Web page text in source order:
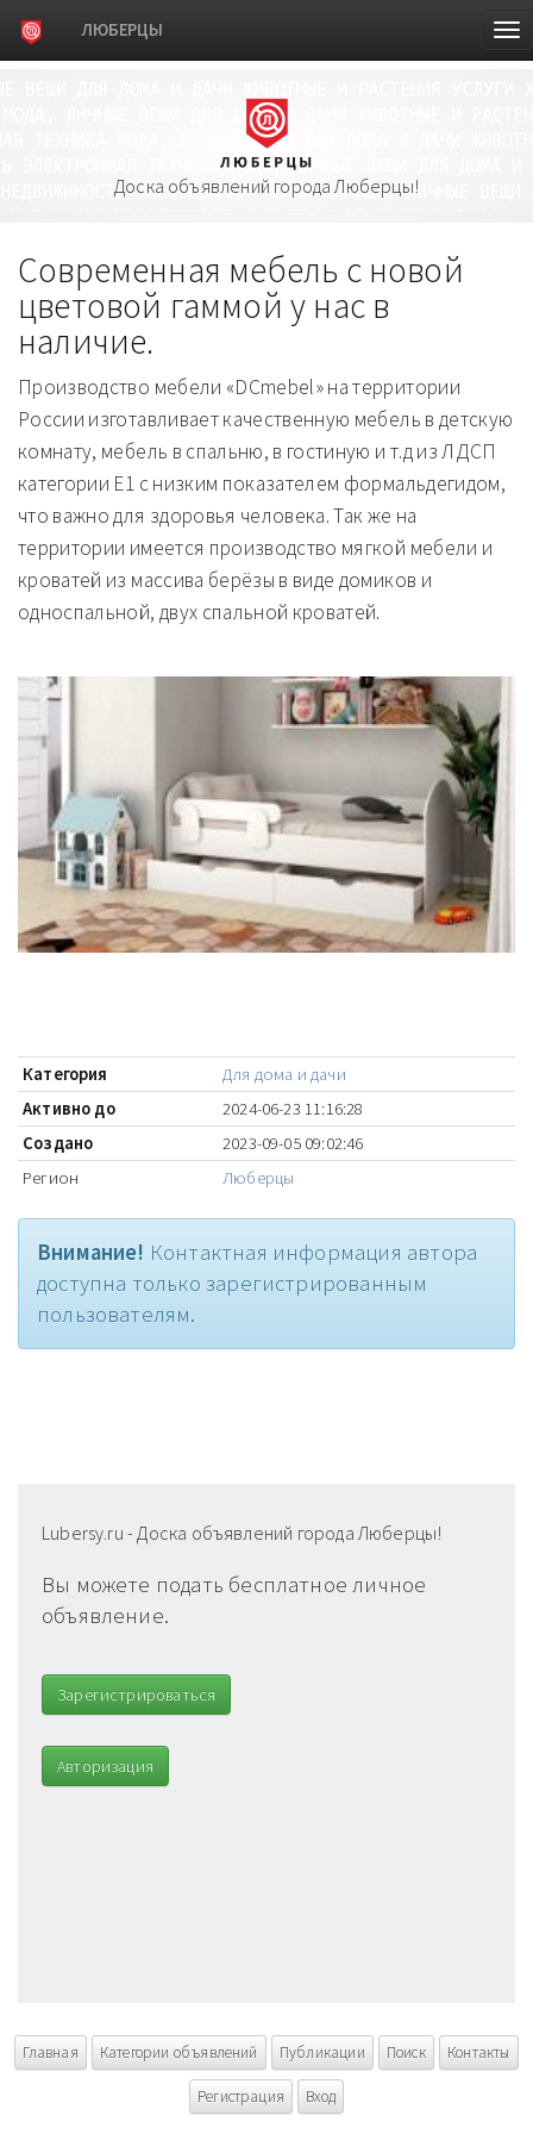
ЛЮБЕРЦЫ
Доска объявлений города Люберцы!
Современная мебель с новой
цветовой гаммой у нас в
наличие.
Производство мебели «DCmebel» на территории
России изготавливает качественную мебель в детскую
комнату, мебель в спальню, в гостиную и т.д из ЛДСП
категории Е1 с низким показателем формальдегидом,
что важно для здоровья человека. Так же на
территории имеется производство мягкой мебели и
кроватей из массива берёзы в виде домиков и
односпальной, двух спальной кроватей.
Категория
Для дома и дачи
Активно до
2024-06-23 11:16:28
Создано
2023-09-05 09:02:46
Регион
Люберцы
Внимание! Контактная информация автора
доступна только зарегистрированным
пользователям.
Lubersy.ru - Доска объявлений города Люберцы!
Вы можете подать бесплатное личное
объявление.
Зарегистрироваться
Авторизация
Главная Категории объявлений Публикации Поиск Контакты
Регистрация Вход